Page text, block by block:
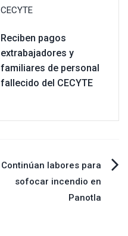
Reciben pagos
extrabajadores y
familiares de personal
fallecido del CECYTE
Continúan labores para
sofocar incendio en
Panotla